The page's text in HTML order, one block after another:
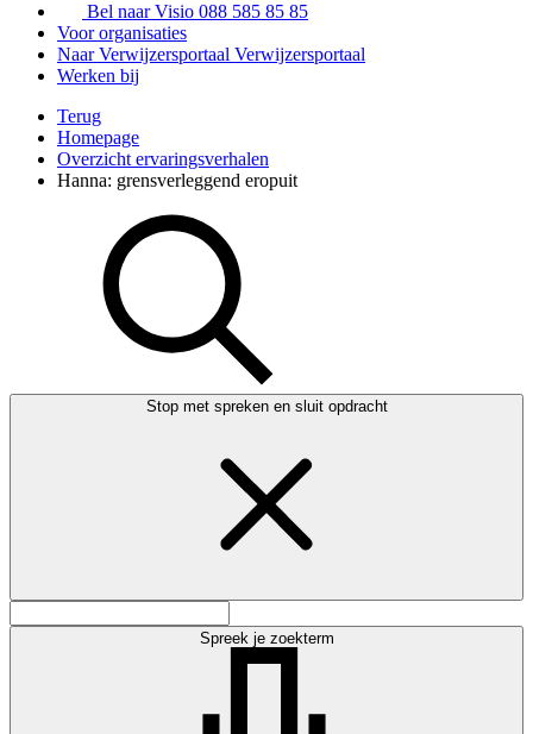
Bel naar Visio 088 585 85 85
Voor organisaties
Naar Verwijzersportaal Verwijzersportaal
Werken bij
Terug
Homepage
Overzicht ervaringsverhalen
Hanna: grensverleggend eropuit
Stop met spreken en sluit opdracht
Spreek je zoekterm